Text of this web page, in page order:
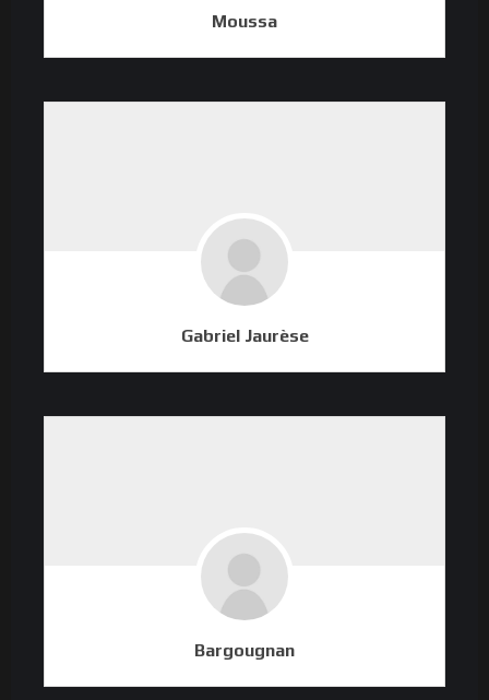
Moussa
Gabriel Jaurèse
Bargougnan